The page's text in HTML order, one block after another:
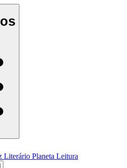
Literário Planeta Leitura